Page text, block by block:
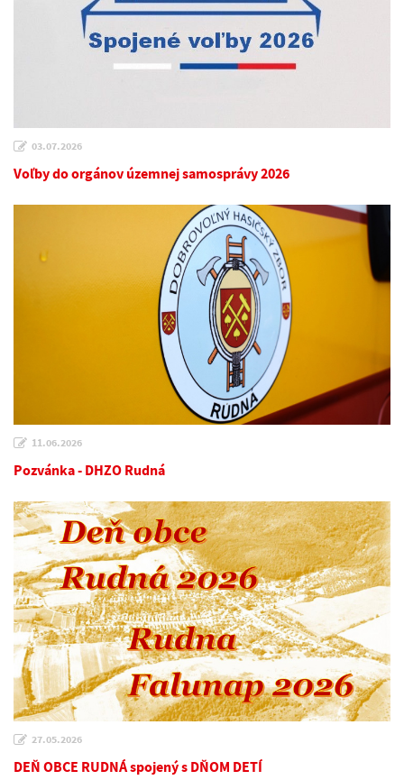
03.07.2026
Voľby do orgánov územnej samosprávy 2026
11.06.2026
Pozvánka - DHZO Rudná
27.05.2026
DEŇ OBCE RUDNÁ spojený s DŇOM DETÍ